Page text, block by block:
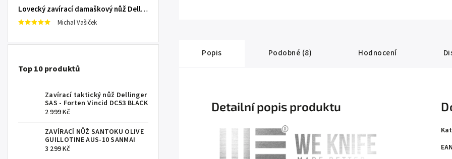
Lovecký zavírací damaškový nůž Dellinger Damask Star
Michal Vašiček
Top 10 produktů
Zavírací taktický nůž Dellinger
SAS - Forten Vincid DC53 BLACK
2 999 Kč
ZAVÍRACÍ NŮŽ SANTOKU OLIVE
GUILLOTINE AUS-10 SANMAI
3 299 Kč
Popis Podobné (8) Hodnocení
Detailní popis produktu
EAN